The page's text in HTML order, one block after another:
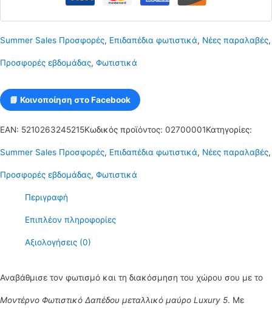
με
ροζ
Luxury
ποσότητα
Summer Sales Προσφορές, Επιδαπέδια φωτιστικά, Νέες παραλαβές,
Προσφορές εβδομάδας, Φωτιστικά
📘 Κοινοποίηση στο Facebook
EAN: 5210263245215Κωδικός προϊόντος: 02700001Κατηγορίες:
Summer Sales Προσφορές, Επιδαπέδια φωτιστικά, Νέες παραλαβές,
Προσφορές εβδομάδας, Φωτιστικά
Περιγραφή
Επιπλέον πληροφορίες
Αξιολογήσεις (0)
Αναβάθμισε τον φωτισμό και τη διακόσμηση του χώρου σου με το
Μοντέρνο Φωτιστικό Δαπέδου μεταλλικό μαύρο Luxury 5. Με